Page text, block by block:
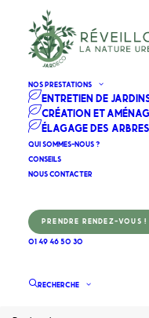
NOS PRESTATIONS
ENTRETIEN DE
CRÉATION ET
ÉLAGAGE DES
QUI SOMMES-NOUS ?
CONSEILS
NOUS CONTACTER
PRENDRE RENDEZ-VOUS !
01 49 46 50 30
RECHERCHE